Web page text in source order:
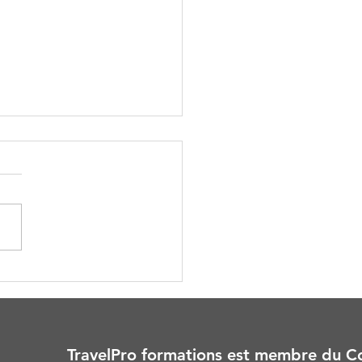
ressemblera votre vie
TravelPro formations est membre du